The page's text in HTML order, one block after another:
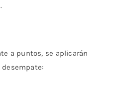
puntos, se aplicarán